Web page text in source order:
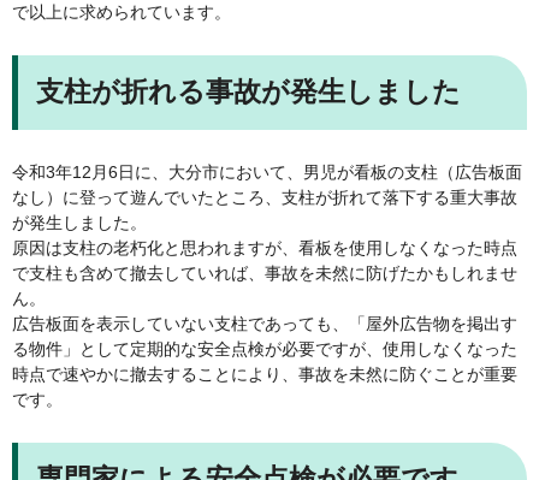
で以上に求められています。
支柱が折れる事故が発生しました
令和3年12月6日に、大分市において、男児が看板の支柱（広告板面
なし）に登って遊んでいたところ、支柱が折れて落下する重大事故
が発生しました。
原因は支柱の老朽化と思われますが、看板を使用しなくなった時点
で支柱も含めて撤去していれば、事故を未然に防げたかもしれませ
ん。
広告板面を表示していない支柱であっても、「屋外広告物を掲出す
る物件」として定期的な安全点検が必要ですが、使用しなくなった
時点で速やかに撤去することにより、事故を未然に防ぐことが重要
です。